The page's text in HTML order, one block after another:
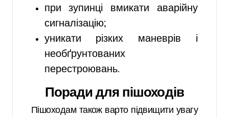
при зупинці вмикати аварійну
сигналізацію;
уникати різких маневрів і
необґрунтованих
перестроювань.
Поради для пішоходів
Пішоходам також варто підвищити увагу